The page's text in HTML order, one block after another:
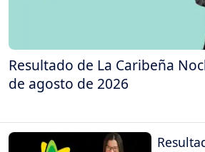
Resultado de La Caribeña
de agosto de 2026